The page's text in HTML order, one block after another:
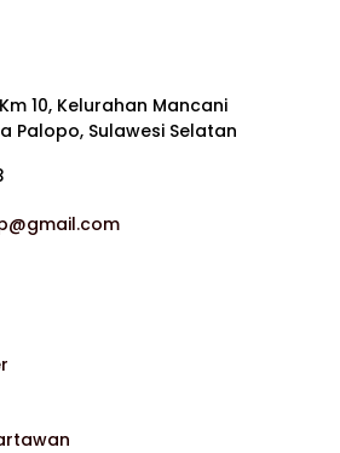
10, Kelurahan Mancani
Palopo, Sulawesi Selatan